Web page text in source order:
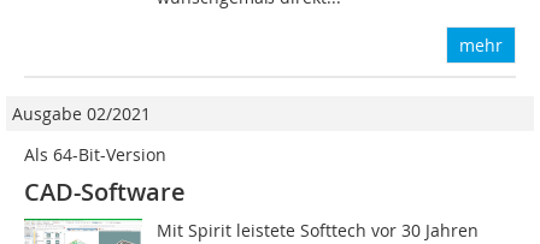
mehr
Ausgabe 02/2021
Als 64-Bit-Version
CAD-Software
Mit Spirit leistete Softtech vor 30 Jahren